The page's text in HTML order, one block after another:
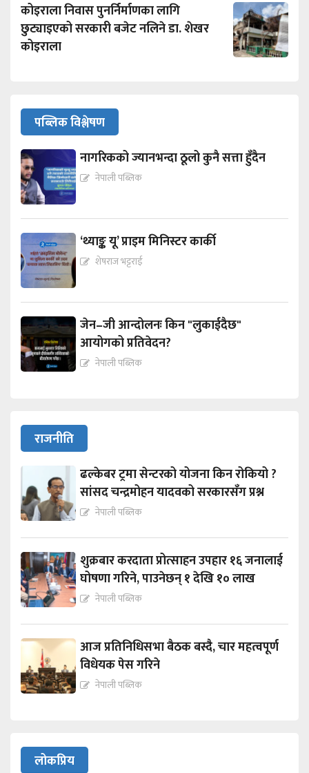
कोइराला निवास पुनर्निर्माणका लागि
छुट्याइएको सरकारी बजेट नलिने डा. शेखर
कोइराला
पब्लिक विश्लेषण
नागरिकको ज्यानभन्दा ठूलो कुनै सत्ता हुँदैन
नेपाली पब्लिक
‘थ्याङ्क यू’ प्राइम मिनिस्टर कार्की
शेषराज भट्टराई
जेन–जी आन्दोलनः किन "लुकाईदैछ"
आयोगको प्रतिवेदन?
नेपाली पब्लिक
राजनीति
ढल्केबर ट्रमा सेन्टरको योजना किन रोकियो ?
सांसद चन्द्रमोहन यादवको सरकारसँग प्रश्न
नेपाली पब्लिक
शुक्रबार करदाता प्रोत्साहन उपहार १६ जनालाई
घोषणा गरिने, पाउनेछन् १ देखि १० लाख
नेपाली पब्लिक
आज प्रतिनिधिसभा बैठक बस्दै, चार महत्वपूर्ण
विधेयक पेस गरिने
नेपाली पब्लिक
लोकप्रिय